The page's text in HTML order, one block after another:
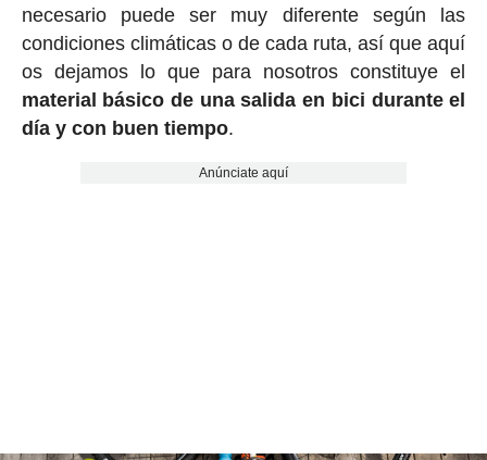
necesario puede ser muy diferente según las
condiciones climáticas o de cada ruta, así que aquí
os dejamos lo que para nosotros constituye el
material básico de una salida en bici durante el
día y con buen tiempo.
Anúnciate aquí